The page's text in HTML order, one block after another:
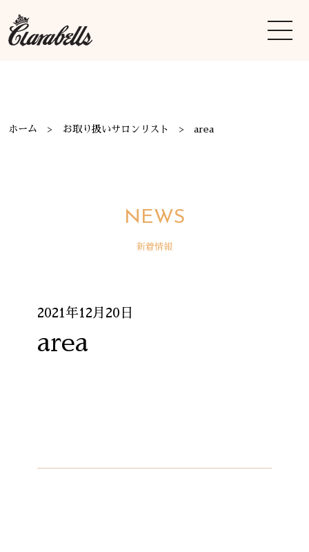
ホーム お取り扱いサロンリスト area
NEWS
新着情報
2021年12月20日
area